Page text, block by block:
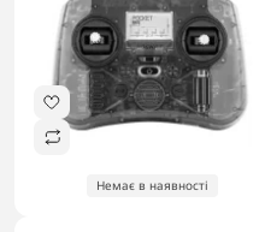
Немає в наявності